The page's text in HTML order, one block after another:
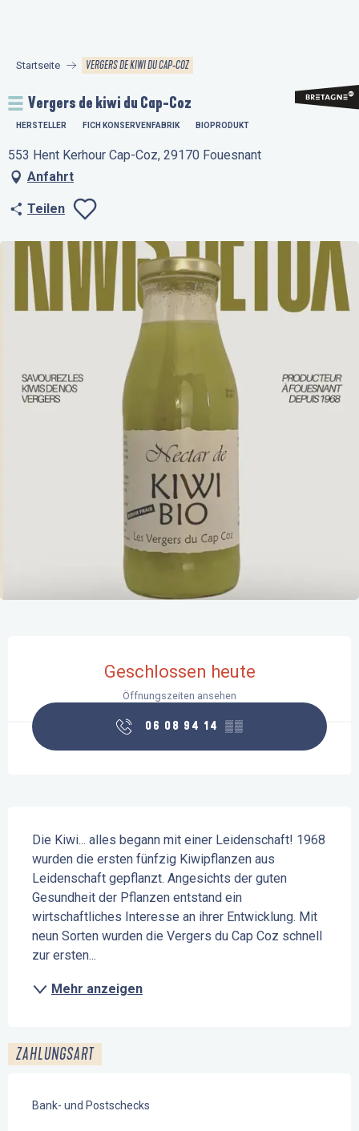
principal
Startseite VERGERS DE KIWI DU CAP-COZ
Vergers de kiwi du Cap-Coz
HERSTELLER FICH KONSERVENFABRIK BIOPRODUKT
553 Hent Kerhour Cap-Coz, 29170 Fouesnant
Anfahrt
Teilen
Ajouter aux
Geschlossen heute
Öffnungszeiten ansehen
06 08 94 14 ▒▒
Die Kiwi... alles begann mit einer Leidenschaft! 1968
wurden die ersten fünfzig Kiwipflanzen aus
Leidenschaft gepflanzt. Angesichts der guten
Gesundheit der Pflanzen entstand ein
wirtschaftliches Interesse an ihrer Entwicklung. Mit
neun Sorten wurden die Vergers du Cap Coz schnell
zur ersten...
Mehr anzeigen
ZAHLUNGSART
Bank- und Postschecks